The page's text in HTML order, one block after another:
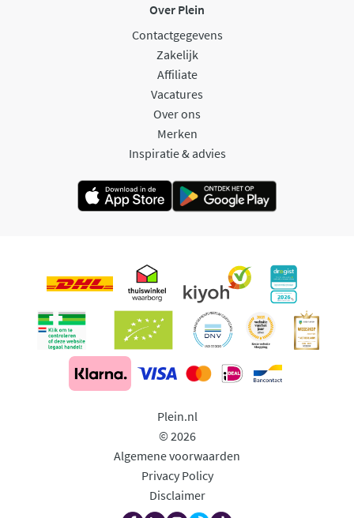
Over Plein
Contactgegevens
Zakelijk
Affiliate
Vacatures
Over ons
Merken
Inspiratie & advies
Plein.nl
© 2026
Algemene voorwaarden
Privacy Policy
Disclaimer